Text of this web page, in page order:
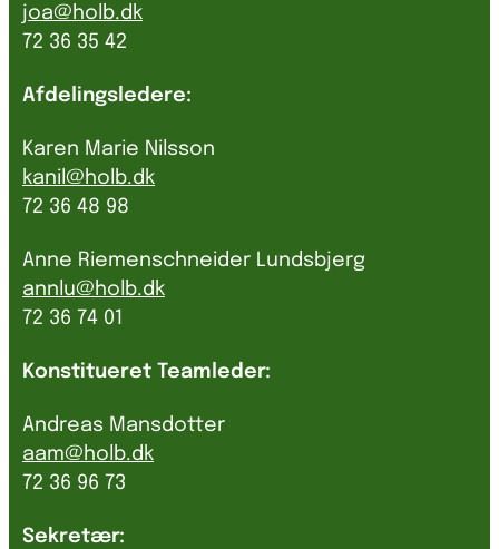
joa@holb.dk
72 36 35 42
Afdelingsledere:
Karen Marie Nilsson
kanil@holb.dk
72 36 48 98
Anne Riemenschneider Lundsbjerg
annlu@holb.dk
72 36 74 01
Konstitueret Teamleder:
Andreas Mansdotter
aam@holb.dk
72 36 96 73
Sekretær: